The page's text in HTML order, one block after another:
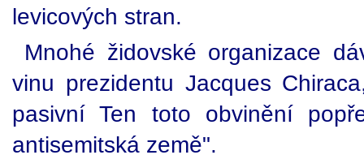
levicových stran.
Mnohé židovské organizace
vinu prezidentu Jacques
pasivní Ten toto obvinění
antisemitská země".